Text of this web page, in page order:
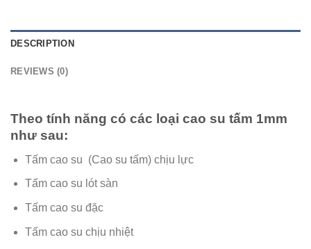
DESCRIPTION
REVIEWS (0)
Theo tính năng có các loại cao su tấm 1mm
như sau:
Tấm cao su (Cao su tấm) chịu lực
Tấm cao su lót sàn
Tấm cao su đặc
Tấm cao su chịu nhiệt